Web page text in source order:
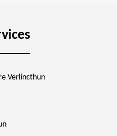
Verlincthun